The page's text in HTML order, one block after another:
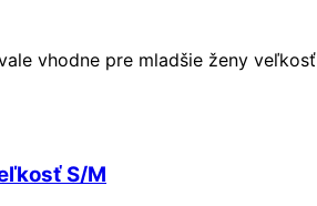
vhodne pre mladšie ženy
S/M